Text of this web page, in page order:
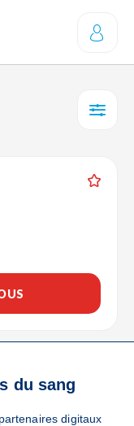
du sang
digitaux